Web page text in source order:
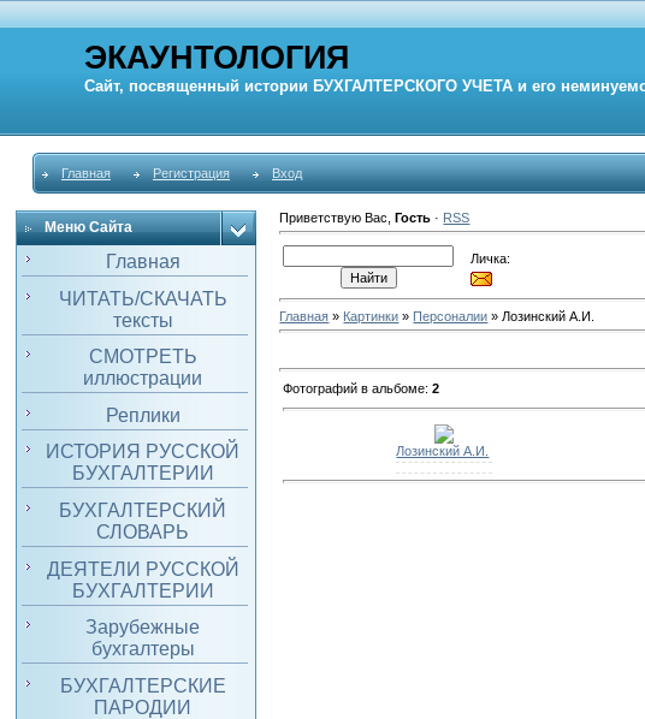
ЭКАУНТОЛОГИЯ
Сайт, посвященный истории БУХГАЛТЕРСКОГО УЧЕТА и его
Главная Регистрация Вход
Меню Сайта
Главная
ЧИТАТЬ/СКАЧАТЬ
тексты
СМОТРЕТЬ
иллюстрации
Реплики
ИСТОРИЯ РУССКОЙ
БУХГАЛТЕРИИ
БУХГАЛТЕРСКИЙ
СЛОВАРЬ
ДЕЯТЕЛИ РУССКОЙ
БУХГАЛТЕРИИ
Зарубежные
бухгалтеры
БУХГАЛТЕРСКИЕ
ПАРОДИИ
Приветствую Вас ,Гость · RSS
Личка:
Главная » Картинки » Персоналии » Лозинский А.И.
Фотографий в альбоме:2
Лозинский А.И.